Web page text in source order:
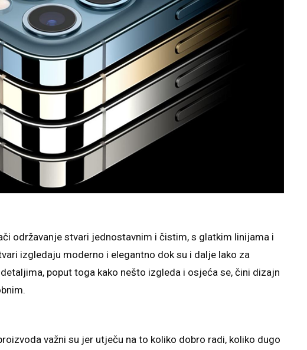
održavanje stvari jednostavnim i čistim, s glatkim linijama i
izgledaju moderno i elegantno dok su i dalje lako za
poput toga kako nešto izgleda i osjeća se, čini dizajn
važni su jer utječu na to koliko dobro radi, koliko dugo